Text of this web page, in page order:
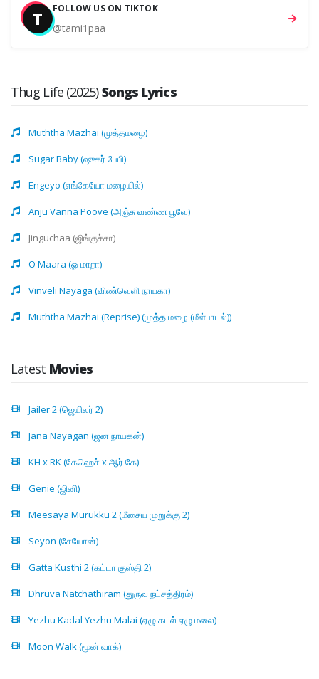
T FOLLOW US ON TIKTOK
@tami1paa
Thug Life (2025)Songs Lyrics
Muththa Mazhai (முத்தமழை)
Sugar Baby (ஷுகர் பேபி)
Engeyo (எங்கேயோ மழையில்)
Anju Vanna Poove (அஞ்சு வண்ண பூவே)
Jinguchaa (ஜிங்குச்சா)
O Maara (ஓ மாறா)
Vinveli Nayaga (விண்வெளி நாயகா)
Muththa Mazhai (Reprise) (முத்த மழை (மீள்பாடல்))
Latest Movies
Jailer 2 (ஜெயிலர் 2)
Jana Nayagan (ஜன நாயகன்)
KH x RK (கேஹெச் x ஆர் கே)
Genie (ஜினி)
Meesaya Murukku 2 (மீசைய முறுக்கு 2)
Seyon (சேயோன்)
Gatta Kusthi 2 (கட்டா குஸ்தி 2)
Dhruva Natchathiram (துருவ நட்சத்திரம்)
Yezhu Kadal Yezhu Malai (ஏழு கடல் ஏழு மலை)
Moon Walk (மூன் வாக்)